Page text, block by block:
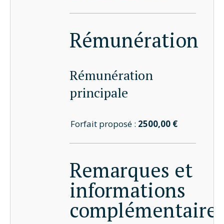
Rémunération
Rémunération
principale
Forfait proposé : 2500,00 €
Remarques et
informations